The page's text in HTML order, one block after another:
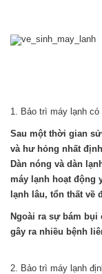
1. Bảo trì máy lạnh
Sau một thời gian
và hư hỏng nhất
Dàn nóng và dàn
máy lạnh hoạt động
lạnh lâu, tổn thất về
Ngoài ra sự bám
gây ra nhiều bệnh
2. Bảo trì máy lạnh